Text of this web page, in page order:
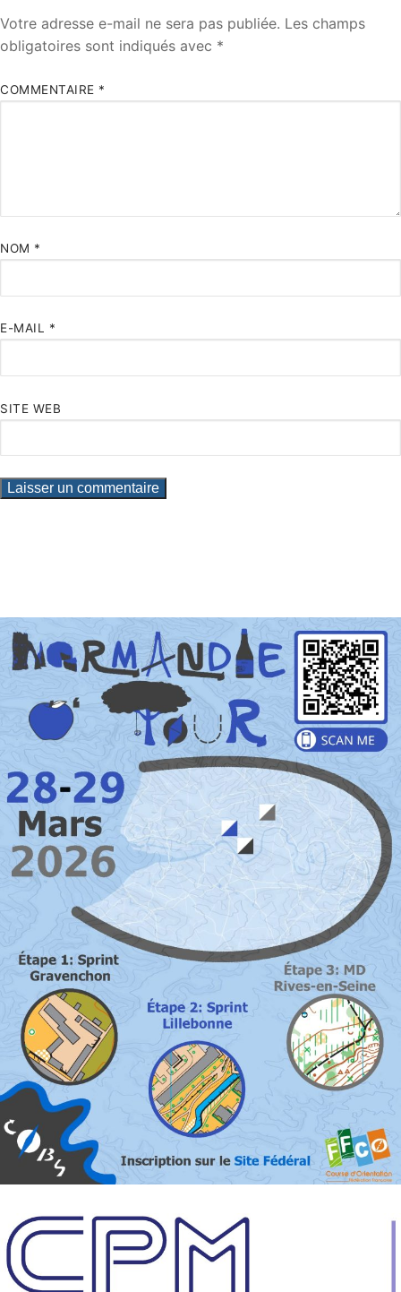
Votre adresse e-mail ne sera pas publiée. Les champs
obligatoires sont indiqués avec *
COMMENTAIRE *
NOM *
E-MAIL *
SITE WEB